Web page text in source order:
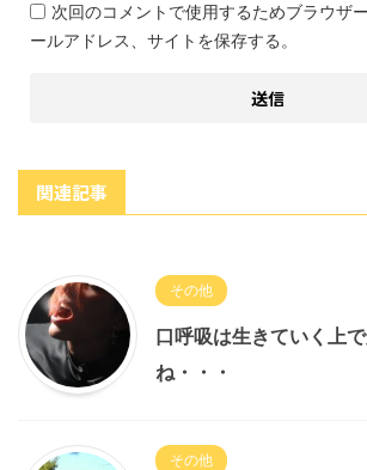
次回のコメントで使用するためブラウザ
ールアドレス、サイトを保存する。
関連記事
その他
口呼吸は生きていく上
ね・・・
その他